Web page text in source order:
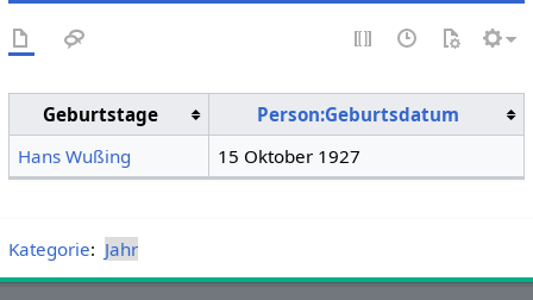
Geburtstage
Person:Geburtsdatum
Hans Wußing
15 Oktober 1927
Kategorie: Jahr